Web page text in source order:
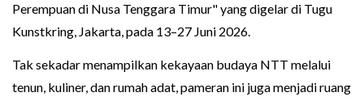
Perempuan di Nusa Tenggara Timur" yang digelar di Tugu
Kunstkring, Jakarta, pada 13–27 Juni 2026.
Tak sekadar menampilkan kekayaan budaya NTT melalui
tenun, kuliner, dan rumah adat, pameran ini juga menjadi ruang